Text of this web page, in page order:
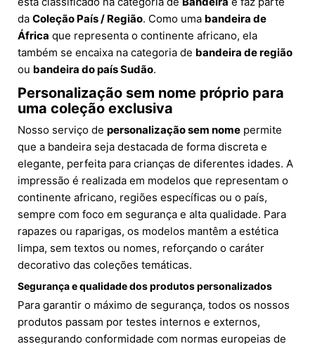
da Coleção País / Região. Como uma bandeira de
África que representa o continente africano, ela
também se encaixa na categoria de bandeira de região
ou bandeira do país Sudão.
Personalização sem nome próprio para
uma coleção exclusiva
Nosso serviço de personalização sem nome permite
que a bandeira seja destacada de forma discreta e
elegante, perfeita para crianças de diferentes idades. A
impressão é realizada em modelos que representam o
continente africano, regiões específicas ou o país,
sempre com foco em segurança e alta qualidade. Para
rapazes ou raparigas, os modelos mantêm a estética
limpa, sem textos ou nomes, reforçando o caráter
decorativo das coleções temáticas.
Segurança e qualidade dos produtos personalizados
Para garantir o máximo de segurança, todos os nossos
produtos passam por testes internos e externos,
assegurando conformidade com normas europeias de